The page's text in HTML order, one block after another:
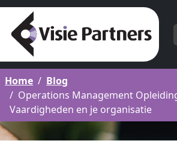
Home
Blog
Operations Management
Vaardigheden en je organisatie